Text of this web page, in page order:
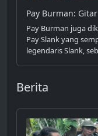
Pay Burman:
Pay Burman juga
Pay Slank yang
legendaris Slank,
Berita